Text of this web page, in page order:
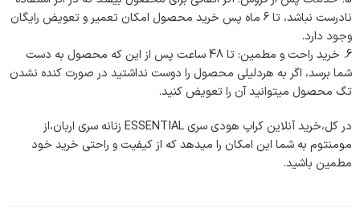
نادرست نباشد، تا 6 ماه پس خرید محصول امکان تعمیر و تعویض رایگان
وجود دارد.
خرید راحت و مطمین: تا 48 ساعت پس از این که محصول به دست
شما برسد، اگر به هردلیلی محصول را دوست نداشتید در صورت کنده نشدن
تگ محصول میتوانید آن را تعویض کنید.
در کل،خرید آنلاین کراپ هودی سری ESSENTIAL زنانه سری اربان،از
مومنتوم به شما این امکان را میدهد که از کیفیت و راحتی خرید خود
مطمین باشید.